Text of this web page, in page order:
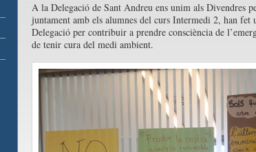
A la Delegació de Sant Andreu ens unim als Divendres
juntament amb els alumnes del curs Intermedi 2, han
Delegació per contribuir a prendre consciència de
de tenir cura del medi ambient.